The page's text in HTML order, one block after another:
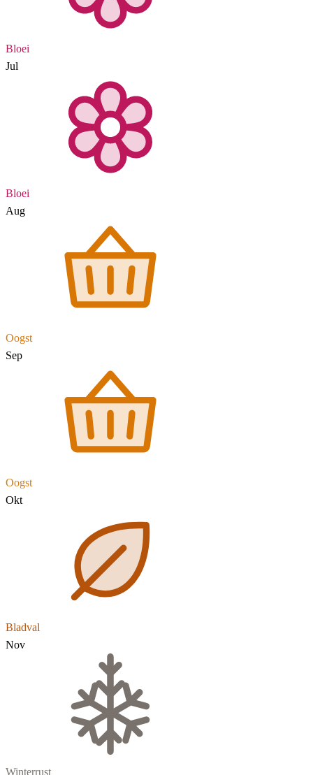
Bloei
Jul
Bloei
Aug
Oogst
Sep
Oogst
Okt
Bladval
Nov
Winterrust